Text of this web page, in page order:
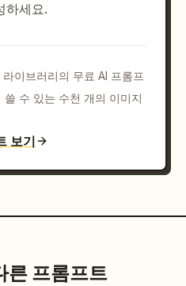
하세요.
이브러리의 무료 AI 프롬프
수 있는 수천 개의 이미지
보기
른 프롬프트